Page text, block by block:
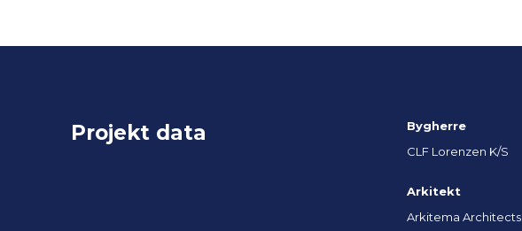
Projekt data
Bygherre
CLF Lorenzen K/S
Arkitekt
Arkitema Architects